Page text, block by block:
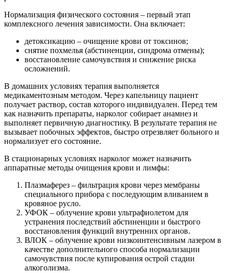
Нормализация физического состояния – первый этап
комплексного лечения зависимости. Она включает:
детоксикацию – очищение крови от токсинов;
снятие похмелья (абстиненции, синдрома отмены);
восстановление самочувствия и снижение риска
осложнений.
В домашних условиях терапия выполняется
медикаментозным методом. Через капельницу пациент
получает раствор, состав которого индивидуален. Перед тем
как назначить препараты, нарколог собирает анамнез и
выполняет первичную диагностику. В результате терапия не
вызывает побочных эффектов, быстро отрезвляет больного и
нормализует его состояние.
В стационарных условиях нарколог может назначить
аппаратные методы очищения крови и лимфы:
Плазмаферез – фильтрация крови через мембраны
специального прибора с последующим вливанием в
кровяное русло.
УФОК – облучение крови ультрафиолетом для
устранения последствий абстиненции и быстрого
восстановления функций внутренних органов.
ВЛОК – облучение крови низкоинтенсивным лазером в
качестве дополнительного способа нормализации
самочувствия после купирования острой стадии
алкоголизма.